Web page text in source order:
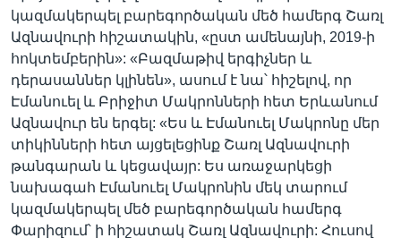
կազմակերպել բարեգործական մեծ համերգ Շառլ
Ազնավուրի հիշատակին, «ըստ ամենայնի, 2019-ի
հոկտեմբերին»: «Բազմաթիվ երգիչներ և
դերասաններ կլինեն», ասում է նա՝ հիշելով, որ
Էմանուել և Բրիջիտ Մակրոնների հետ Երևանում
Ազնավուր են երգել: «Ես և Էմանուել Մակրոնը մեր
տիկինների հետ այցելեցինք Շառլ Ազնավուրի
թանգարան և կեցավայր: Ես առաջարկեցի
նախագահ Էմանուել Մակրոնին մեկ տարում
կազմակերպել մեծ բարեգործական համերգ
Փարիզում՝ ի հիշատակ Շառլ Ազնավուրի: Հուսով